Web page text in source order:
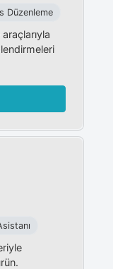
Düzenleme